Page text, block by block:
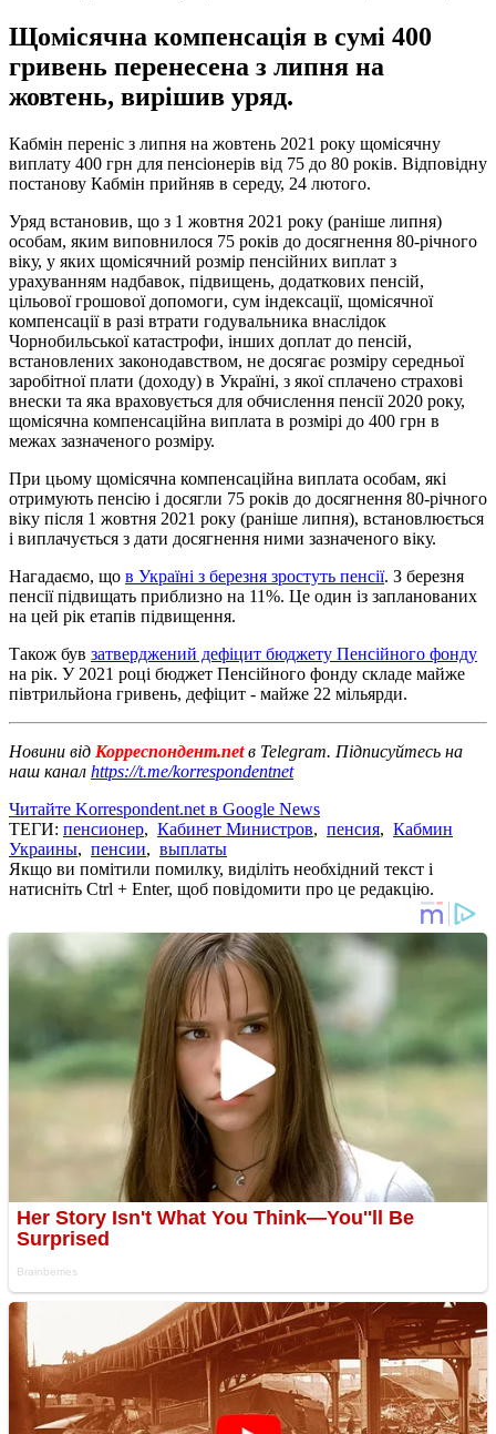
Щомісячна компенсація в сумі 400
гривень перенесена з липня на
жовтень, вирішив уряд.
Кабмін переніс з липня на жовтень 2021 року щомісячну
виплату 400 грн для пенсіонерів від 75 до 80 років. Відповідну
постанову Кабмін прийняв в середу, 24 лютого.
Уряд встановив, що з 1 жовтня 2021 року (раніше липня)
особам, яким виповнилося 75 років до досягнення 80-річного
віку, у яких щомісячний розмір пенсійних виплат з
урахуванням надбавок, підвищень, додаткових пенсій,
цільової грошової допомоги, сум індексації, щомісячної
компенсації в разі втрати годувальника внаслідок
Чорнобильської катастрофи, інших доплат до пенсій,
встановлених законодавством, не досягає розміру середньої
заробітної плати (доходу) в Україні, з якої сплачено страхові
внески та яка враховується для обчислення пенсії 2020 року,
щомісячна компенсаційна виплата в розмірі до 400 грн в
межах зазначеного розміру.
При цьому щомісячна компенсаційна виплата особам, які
отримують пенсію і досягли 75 років до досягнення 80-річного
віку після 1 жовтня 2021 року (раніше липня), встановлюється
і виплачується з дати досягнення ними зазначеного віку.
Нагадаємо, що в Україні з березня зростуть пенсії. З березня
пенсії підвищать приблизно на 11%. Це один із запланованих
на цей рік етапів підвищення.
Також був затверджений дефіцит бюджету Пенсійного фонду
на рік. У 2021 році бюджет Пенсійного фонду складе майже
півтрильйона гривень, дефіцит - майже 22 мільярди.
Новини від Корреспондент.netв Telegram. Підписуйтесь на
наш канал https://t.me/korrespondentnet
Читайте Korrespondent.net в Google News
ТЕГИ: пенсионер, Кабинет Министров, пенсия, Кабмин
Украины, пенсии, выплаты
Якщо ви помітили помилку, виділіть необхідний текст і
натисніть Ctrl + Enter, щоб повідомити про це редакцію.